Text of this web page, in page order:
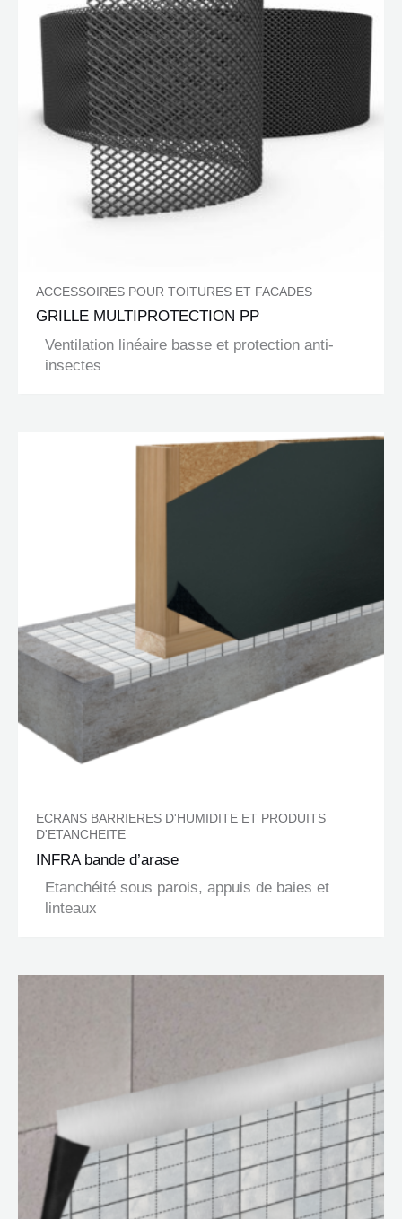
ACCESSOIRES POUR TOITURES ET FACADES
GRILLE MULTIPROTECTION PP
Ventilation linéaire basse et protection anti-
insectes
ECRANS BARRIERES D'HUMIDITE ET PRODUITS
D'ETANCHEITE
INFRA bande d’arase
Etanchéité sous parois, appuis de baies et
linteaux